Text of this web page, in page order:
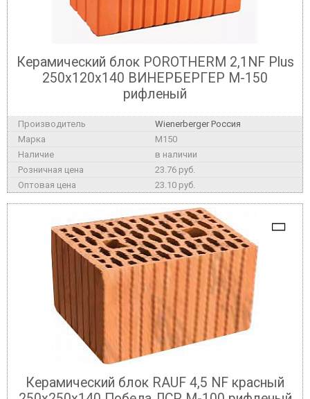
Керамический блок POROTHERM 2,1NF Plus
250x120x140 ВИНЕРБЕРГЕР М-150
рифленый
Wienerberger Россия
M150
в наличии
23.76 руб.
23.10 руб.
Керамический блок RAUF 4,5 NF красный